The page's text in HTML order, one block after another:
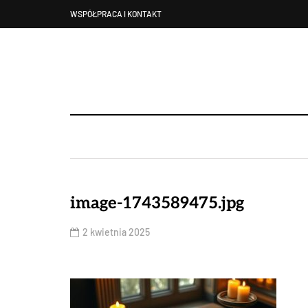
WSPÓŁPRACA I KONTAKT
image-1743589475.jpg
2 kwietnia 2025